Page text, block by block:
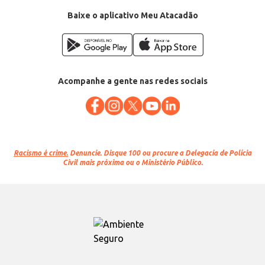
Baixe o aplicativo Meu Atacadão
Acompanhe a gente nas redes sociais
Racismo é crime. Denuncie. Disque 100 ou procure a Delegacia de Polícia
Civil mais próxima ou o Ministério Público.